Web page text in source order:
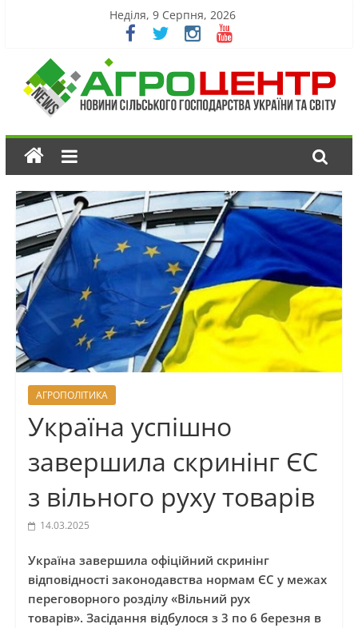
Неділя, 9 Серпня, 2026
АГРОПОЛІТИКА
Україна успішно
завершила скринінг ЄС
з вільного руху товарів
14.03.2025
Україна завершила офіційний скринінг
відповідності законодавства нормам ЄС у межах
переговорного розділу «Вільний рух
товарів». Засідання відбулося з 3 по 6 березня в